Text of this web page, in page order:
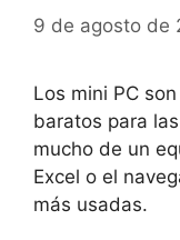
9 de agosto de
Los mini PC
baratos para
mucho de un
Excel o el
más usadas.